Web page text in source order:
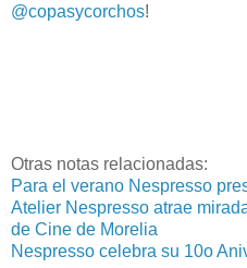
@copasycorchos!
Otras notas relacionadas:
Para el verano Nespresso
Atelier Nespresso atrae
de Cine de Morelia
Nespresso celebra su 10o